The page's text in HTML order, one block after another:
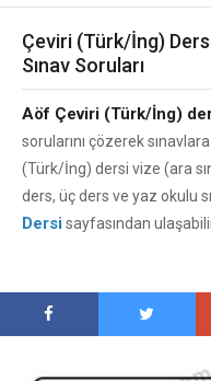
Çeviri (Türk/İng)
Sınav Soruları
Aöf Çeviri (Türk/İng)
sorularını çözerek
(Türk/İng) dersi vize (ara
ders, üç ders ve yaz okulu
Dersisayfasından